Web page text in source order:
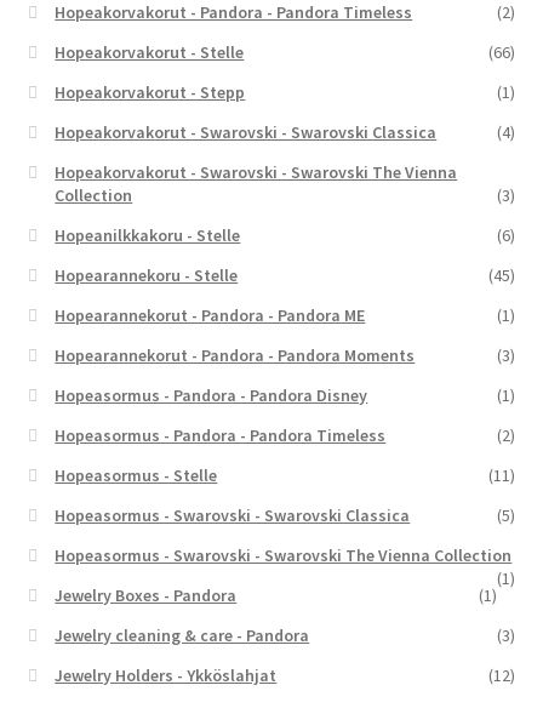
Hopeakorvakorut - Pandora - Pandora Timeless
(2)
Hopeakorvakorut - Stelle
(66)
Hopeakorvakorut - Stepp
(1)
Hopeakorvakorut - Swarovski - Swarovski Classica
(4)
Hopeakorvakorut - Swarovski - Swarovski The Vienna
Collection
(3)
Hopeanilkkakoru - Stelle
(6)
Hopearannekoru - Stelle
(45)
Hopearannekorut - Pandora - Pandora ME
(1)
Hopearannekorut - Pandora - Pandora Moments
(3)
Hopeasormus - Pandora - Pandora Disney
(1)
Hopeasormus - Pandora - Pandora Timeless
(2)
Hopeasormus - Stelle
(11)
Hopeasormus - Swarovski - Swarovski Classica
(5)
Hopeasormus - Swarovski - Swarovski The Vienna Collection
(1)
Jewelry Boxes - Pandora
(1)
Jewelry cleaning & care - Pandora
(3)
Jewelry Holders - Ykköslahjat
(12)